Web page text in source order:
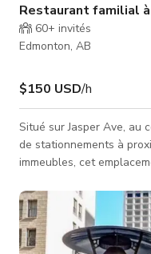
Restaurant familial
60+ invités
Edmonton, AB
$150 USD/h
Situé sur Jasper Ave, au
de stationnements à
immeubles, cet